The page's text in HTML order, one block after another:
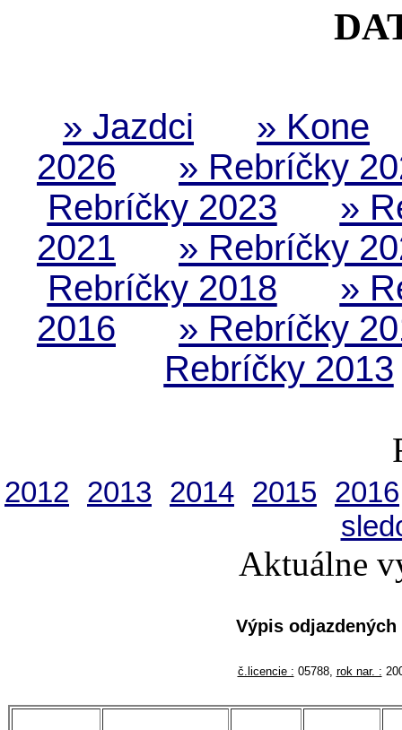
» Jazdci
» Kone
2026
» Rebríčky
Rebríčky 2023
»
2021
» Rebríčky
Rebríčky 2018
»
2016
» Rebríčky
Rebríčky 2013
2012 2013 2014 2015
2016
Aktuálne
Výpis odjazdených
č.licencie : 05788, rok nar. :